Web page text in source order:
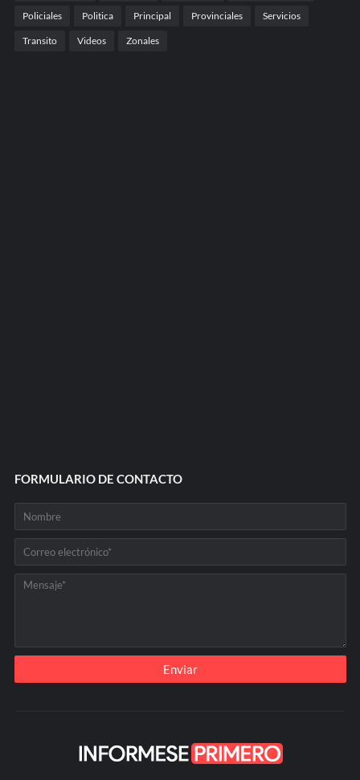
Policiales Politica Principal Provinciales Servicios
Transito Videos Zonales
FORMULARIO DE CONTACTO